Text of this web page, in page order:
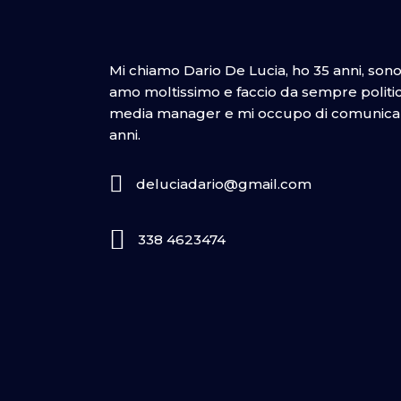
Mi chiamo Dario De Lucia, ho 35 anni,
amo moltissimo e faccio da sempre
media manager e mi occupo di
anni.
deluciadario@gmail.com
338 4623474